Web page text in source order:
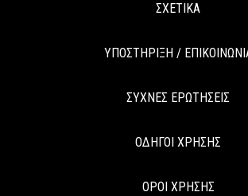
ΣΧΕΤΙΚΑ
ΥΠΟΣΤΗΡΙΞΗ /
ΣΥΧΝΕΣ ΕΡΩΤΗΣΕΙΣ
ΟΔΗΓΟΙ ΧΡΗΣΗΣ
ΟΡΟΙ ΧΡΗΣΗΣ